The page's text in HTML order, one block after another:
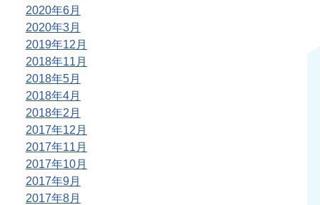
2020年6月
2020年3月
2019年12月
2018年11月
2018年5月
2018年4月
2018年2月
2017年12月
2017年11月
2017年10月
2017年9月
2017年8月